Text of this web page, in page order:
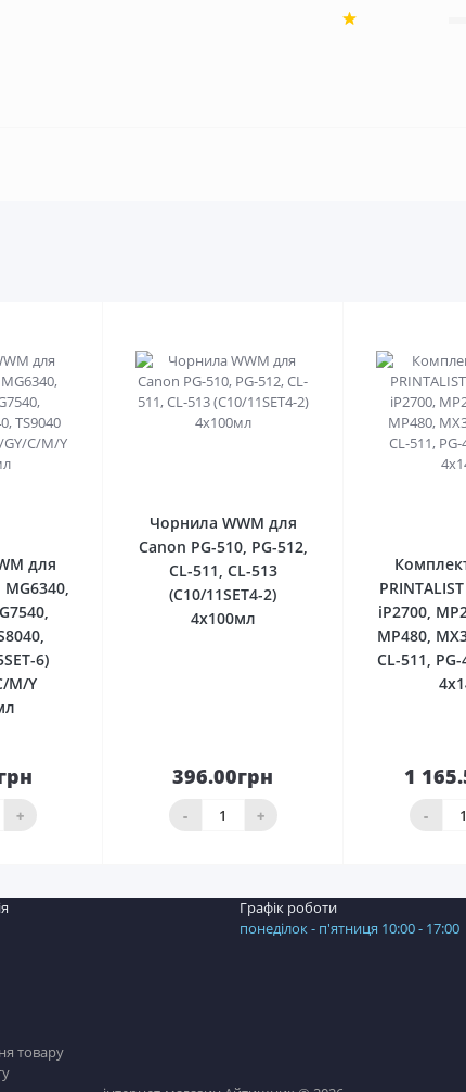
для
6)
M/Y
+
До
Чорнила WWM для
Canon PG-510, PG-512,
CL-511, CL-513
(C10/11SET4-2)
4x100мл
396.00грн
- +
До
кошика
iP2700,
MP480,
CL-511,
1
-
товару
Графік роботи
понеділок - п'ятниця 10:00 - 17:00